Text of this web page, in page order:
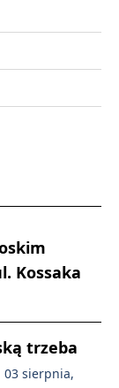
Kossaka
trzeba
03 sierpnia,